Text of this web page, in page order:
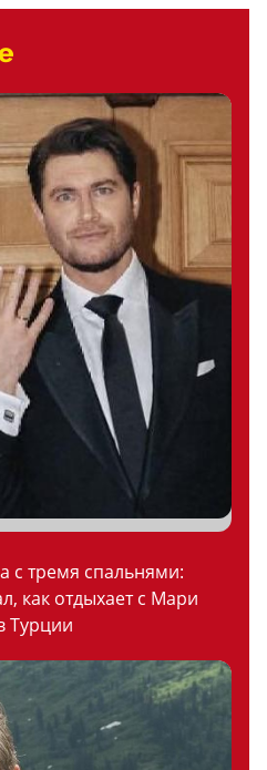
с тремя спальнями:
как отдыхает с Мари
Турции